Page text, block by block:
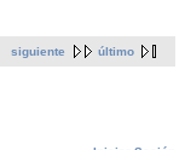
siguiente último